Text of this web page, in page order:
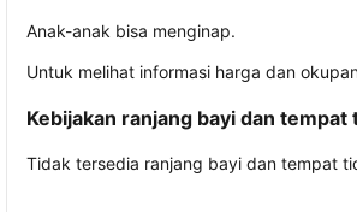
Anak-anak bisa menginap.
Untuk melihat informasi harga dan
Kebijakan ranjang bayi dan
Tidak tersedia ranjang bayi dan tempat